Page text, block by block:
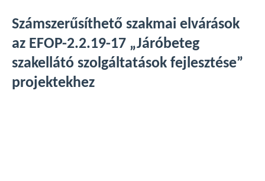
Számszerűsíthető szakmai elvárások
az EFOP-2.2.19-17 „Járóbeteg
szakellátó szolgáltatások fejlesztése”
projektekhez